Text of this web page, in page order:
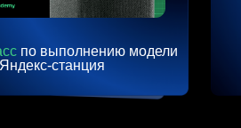
по выполнению модели
Яндекс-станция